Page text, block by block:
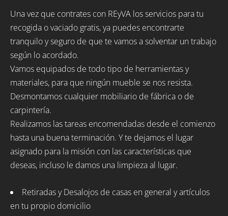
Una vez que contrates con REyVA los servicios para tu
recogida o vaciado gratis, ya puedes encontrarte
tranquilo y seguro de que te vamos a solventar un trabajo
según lo acordado.
Vamos equipados de todo tipo de herramientas y
materiales, para que ningún mueble se nos resista.
Desmontamos cualquier mobiliario de fábrica o de
carpintería.
Realizamos las tareas encomendadas desde el comienzo
hasta una buena terminación. Y te dejamos el lugar
asignado para la misión con las características que
deseas, incluso le damos una limpieza al lugar.
Retiradas y Desalojos de casas en general y artículos
en tu propio domicilio